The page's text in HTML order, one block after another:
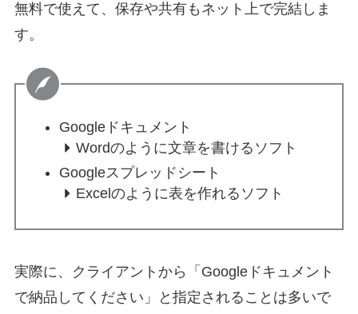
無料で使えて、保存や共有もネット上で完結しま
す。
Googleドキュメント
Wordのように文章を書けるソフト
Googleスプレッドシート
Excelのように表を作れるソフト
実際に、クライアントから「Googleドキュメント
で納品してください」と指定されることは多いで